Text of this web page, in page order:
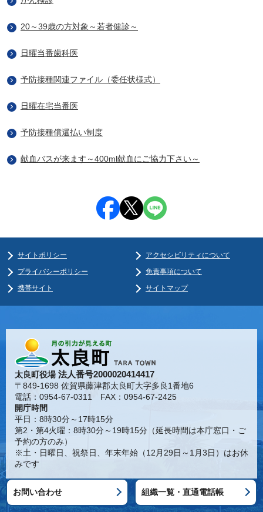
20～39歳の方対象～若者健診～
日曜当番歯科医
予防接種関連ファイル（委任状様式）
日曜在宅当番医
予防接種償還払い制度
献血バスが来ます～400ml献血にご協力下さい～
サイトポリシー
アクセシビリティについて
プライバシーポリシー
免責事項について
携帯サイト
サイトマップ
太良町役場法人番号2000020414417
〒849-1698 佐賀県藤津郡太良町大字多良1番地6
電話：0954-67-0311 FAX：0954-67-2425
開庁時間
平日：8時30分～17時15分
第2・第4火曜：8時30分～19時15分（延長時間は本庁窓口・ご
予約の方のみ）
※土・日曜日、祝祭日、年末年始（12月29日～1月3日）はお休
みです
お問い合わせ 組織一覧・直通電話帳